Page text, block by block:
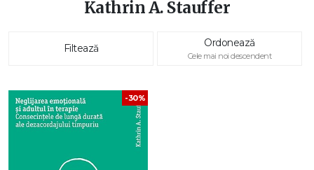
Kathrin A. Stauffer
Filtează Ordonează
Cele mai noi descendent
-30%